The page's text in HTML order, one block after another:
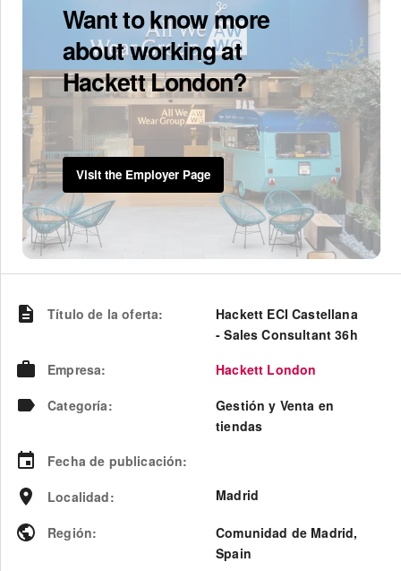
Want to know more
about working at
Hackett London?
Visit the Employer Page
Título de la oferta:
Hackett ECI Castellana
- Sales Consultant 36h
Empresa:
Hackett London
Categoría:
Gestión y Venta en
tiendas
Fecha de publicación:
Localidad: Madrid
Región: Comunidad de Madrid,
Spain